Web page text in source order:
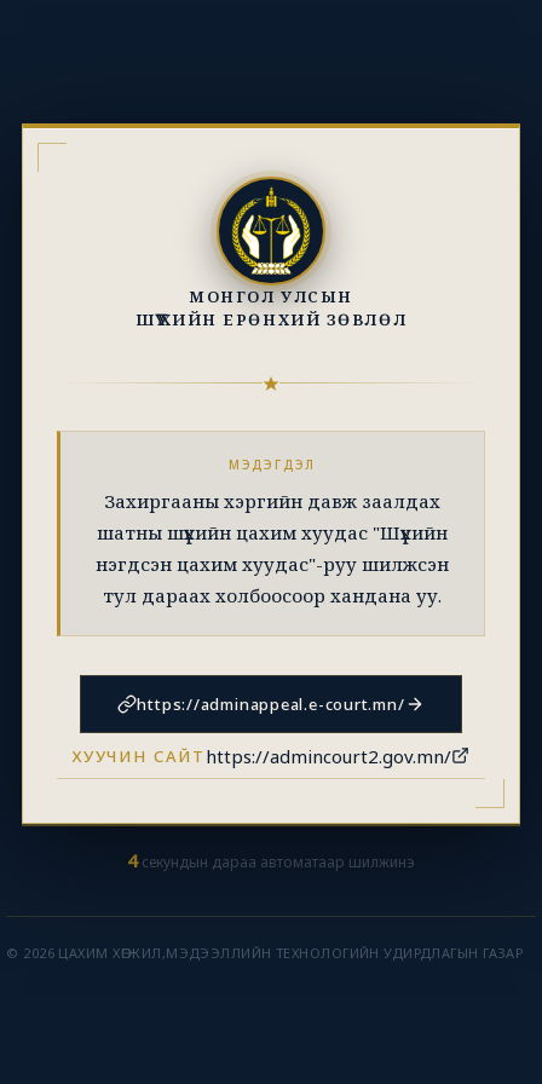
МОНГОЛ УЛСЫН
ШҮҮХИЙН ЕРӨНХИЙ ЗӨВЛӨЛ
МЭДЭГДЭЛ
Захиргааны хэргийн давж заалдах
шатны шүүхийн цахим хуудас "Шүүхийн
нэгдсэн цахим хуудас"-руу шилжсэн
тул дараах холбоосоор хандана уу.
https://adminappeal.e-court.mn/
ХУУЧИН САЙТ https://admincourt2.gov.mn/
4секундын дараа автоматаар шилжинэ
© 2026 ЦАХИМ ХӨГЖИЛ,МЭДЭЭЛЛИЙН ТЕХНОЛОГИЙН УДИРДЛАГЫН ГАЗАР